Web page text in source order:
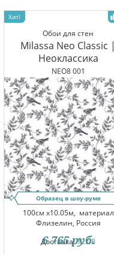
Обои для стен
Milassa Neo Classic |
Неоклассика
NEO8 001
Образец в шоу-руме
100см x10.05м, материал
Флизелин, Россия
Доставка:12.08
6 765 руб.